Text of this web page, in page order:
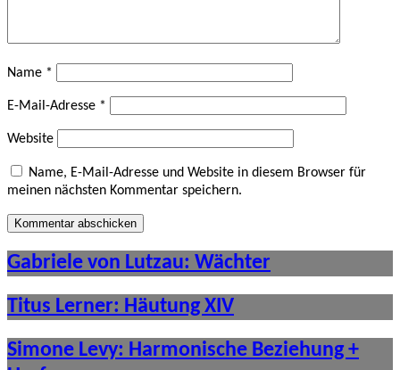
Name *
E-Mail-Adresse *
Website
Name, E-Mail-Adresse und Website in diesem Browser für
meinen nächsten Kommentar speichern.
Gabriele von Lutzau: Wächter
Titus Lerner: Häutung XIV
Simone Levy: Harmonische Beziehung +